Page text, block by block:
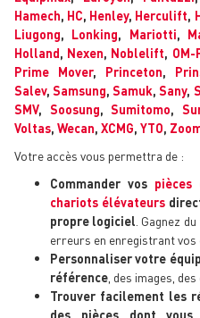
Hamech, HC, Henley, Herculift,
Liugong, Lonking, Mariotti,
Holland, Nexen, Noblelift, OM-
Prime Mover, Princeton,
Salev,Samsung,Samuk,Sany,
SMV, Soosung, Sumitomo,
Voltas, Wecan, XCMG, YTO,
Votre accès vous permettra de :
Commander vos pièces
chariots élévateurs
propre logiciel . Gagnez
erreurs en enregistrant vos
Personnaliser votre
référence , des images,
Trouver facilement les
des pièces dont vous